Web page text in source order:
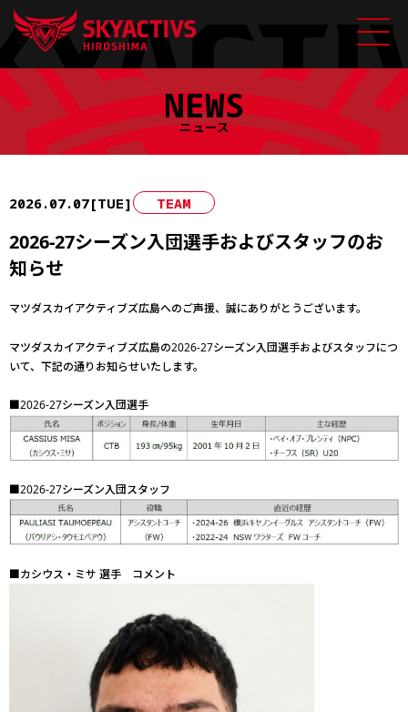
Skip
to
content
NEWS
ニュース
2026.07.07[TUE] TEAM
2026-27シーズン入団選手およびスタッフのお
知らせ
マツダスカイアクティブズ広島へのご声援、誠にありがとうございます。
マツダスカイアクティブズ広島の2026-27シーズン入団選手およびスタッフにつ
いて、下記の通りお知らせいたします。
■2026-27シーズン入団選手
■2026-27シーズン入団スタッフ
■カシウス・ミサ 選手 コメント